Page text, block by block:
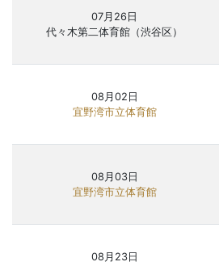
07月26日
代々木第二体育館（渋谷区）
08月02日
宜野湾市立体育館
08月03日
宜野湾市立体育館
08月23日